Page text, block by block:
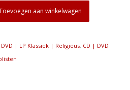
aan winkelwagen
| LP Klassiek | Religieus, CD | DVD